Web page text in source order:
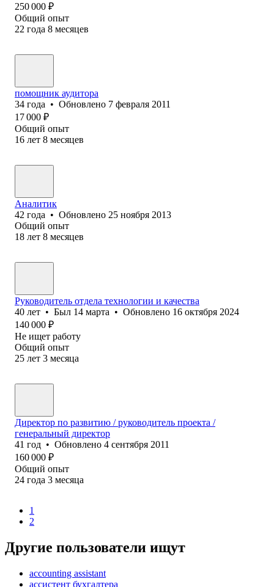
250 000 ₽
Общий опыт
22 года 8 месяцев
помощник аудитора
34 года • Обновлено 7 февраля 2011
17 000 ₽
Общий опыт
16 лет 8 месяцев
Аналитик
42 года • Обновлено 25 ноября 2013
Общий опыт
18 лет 8 месяцев
Руководитель отдела технологии и качества
40 лет • Был 14 марта • Обновлено 16 октября 2024
140 000 ₽
Не ищет работу
Общий опыт
25 лет 3 месяца
Директор по развитию / руководитель проекта /
генеральный директор
41 год • Обновлено 4 сентября 2011
160 000 ₽
Общий опыт
24 года 3 месяца
1
2
Другие пользователи ищут
accounting assistant
ассистент бухгалтера